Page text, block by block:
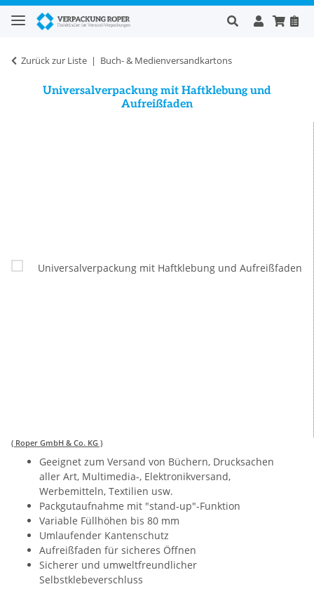
Zurück zur Liste Buch- & Medienversandkartons
Universalverpackung mit Haftklebung und
Aufreißfaden
( Roper GmbH & Co. KG )
Geeignet zum Versand von Büchern, Drucksachen
aller Art, Multimedia-, Elektronikversand,
Werbemitteln, Textilien usw.
Packgutaufnahme mit "stand-up"-Funktion
Variable Füllhöhen bis 80 mm
Umlaufender Kantenschutz
Aufreißfaden für sicheres Öffnen
Sicherer und umweltfreundlicher
Selbstklebeverschluss